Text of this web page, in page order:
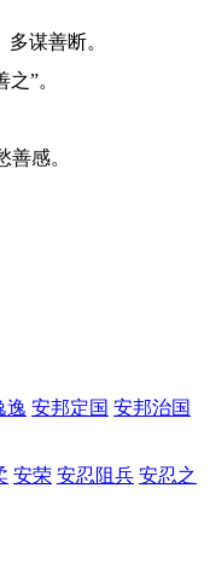
多谋善断。
之”。
善感。
逸 安邦定国 安邦治国
安荣 安忍阻兵 安忍之